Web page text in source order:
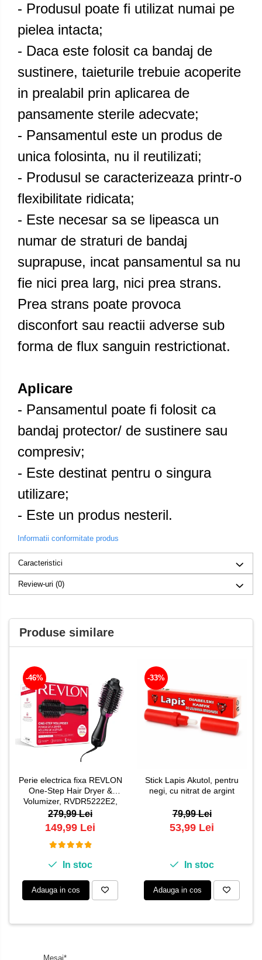
- Produsul poate fi utilizat numai pe
pielea intacta;
- Daca este folosit ca bandaj de
sustinere, taieturile trebuie acoperite
in prealabil prin aplicarea de
pansamente sterile adecvate;
- Pansamentul este un produs de
unica folosinta, nu il reutilizati;
- Produsul se caracterizeaza printr-o
flexibilitate ridicata;
- Este necesar sa se lipeasca un
numar de straturi de bandaj
suprapuse, incat pansamentul sa nu
fie nici prea larg, nici prea strans.
Prea strans poate provoca
disconfort sau reactii adverse sub
forma de flux sanguin restrictionat.
Aplicare
- Pansamentul poate fi folosit ca
bandaj protector/ de sustinere sau
compresiv;
- Este destinat pentru o singura
utilizare;
- Este un produs nesteril.
Informatii conformitate produs
Caracteristici
Review-uri (0)
Produse similare
-46%
Perie electrica fixa REVLON
One-Step Hair Dryer &
Volumizer, RVDR5222E2,
pentru par mediu si lung
279,99 Lei
149,99 Lei
In stoc
Adauga in cos
-33%
Stick Lapis Akutol, pentru
negi, cu nitrat de argint
79,99 Lei
53,99 Lei
In stoc
Adauga in cos
Mesaj*